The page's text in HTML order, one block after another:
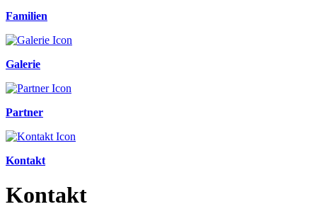
Familien
Galerie
Partner
Kontakt
Kontakt